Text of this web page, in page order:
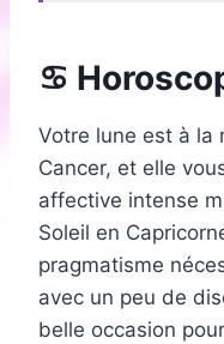
♋
Votre lune est à la
Cancer, et elle
affective intense
Soleil en
pragmatisme
avec un peu de
belle occasion